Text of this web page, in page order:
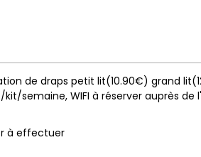
de draps petit lit(10.90€) grand
kit/semaine WIFI à réserver auprès
à effectuer